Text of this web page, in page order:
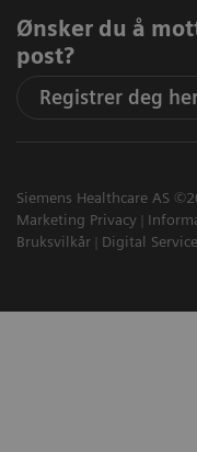
Ønsker du å
post?
Registrer deg
Siemens Healthcare AS
Marketing Privacy
Bruksvilkår
Digital